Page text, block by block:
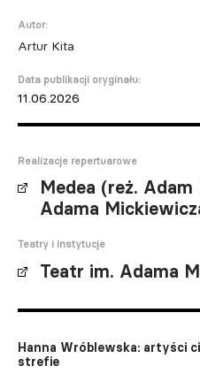
Autor:
Artur Kita
Data publikacji oryginału:
11.06.2026
Realizacje repertuarowe
Medea (reż. Adam
Adama
Teatry i instytucje
Teatr im. Adama
Hanna Wróblewska: artyści
strefie